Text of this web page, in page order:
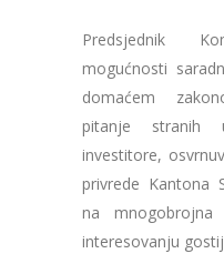
Predsjednik
mogućnosti
domaćem
pitanje stranih
investitore,
privrede Kantona
na
interesovanju